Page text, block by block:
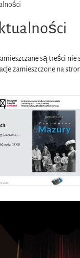
są treści nie
zamieszczone na